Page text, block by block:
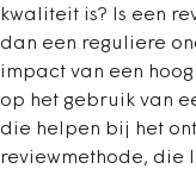
kwaliteit is? Is een
dan een reguliere
impact van een
op het gebruik van
die helpen bij het
reviewmethode, die